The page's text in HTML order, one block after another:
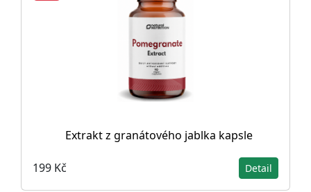
Extrakt z granátového jablka kapsle
199 Kč Detail